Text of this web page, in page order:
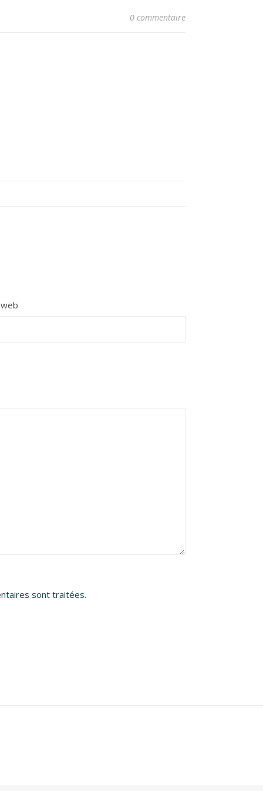
0 commentaire
sont traitées.